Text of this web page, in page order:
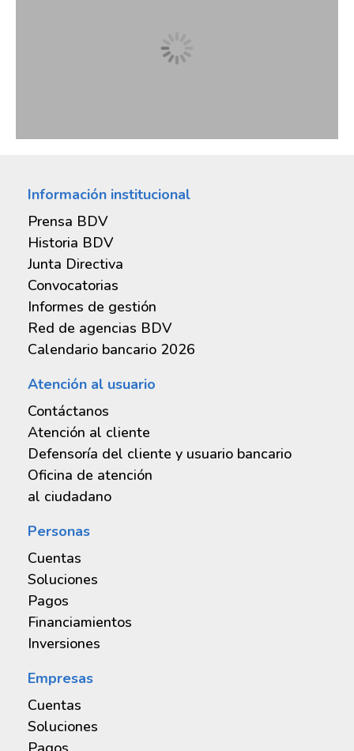
Información institucional
Prensa BDV
Historia BDV
Junta Directiva
Convocatorias
Informes de gestión
Balances de publicación
Estados financieros auditados
Informe de los comisarios
Propuesta de dividendos
Red de agencias BDV
Calendario bancario 2026
Atención al usuario
Contáctanos
Atención al cliente
Defensoría del cliente y usuario bancario
Oficina de atención
al ciudadano
Personas
Cuentas
MicuentadigitalBDV
Cuenta en divisas
Soluciones
Hub BDV Innova
BDVApp
Ami Ven
BDVenlínea personas
Pagos
BiopagoBDV
Puntos de venta
Tarjeta de débito
Financiamientos
CredimujerBDV
Crédito Agropecuario
CrediEmprendeBDV
Inversiones
Título de cobertura
Empresas
Cuentas
Cuenta global
Soluciones